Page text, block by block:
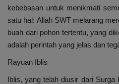
kebebasan untuk menikmati
satu hal: Allah SWT melarang
buah dari pohon tertentu, yang
adalah perintah yang jelas dan
Rayuan Iblis
Iblis, yang telah diusir dari Surga